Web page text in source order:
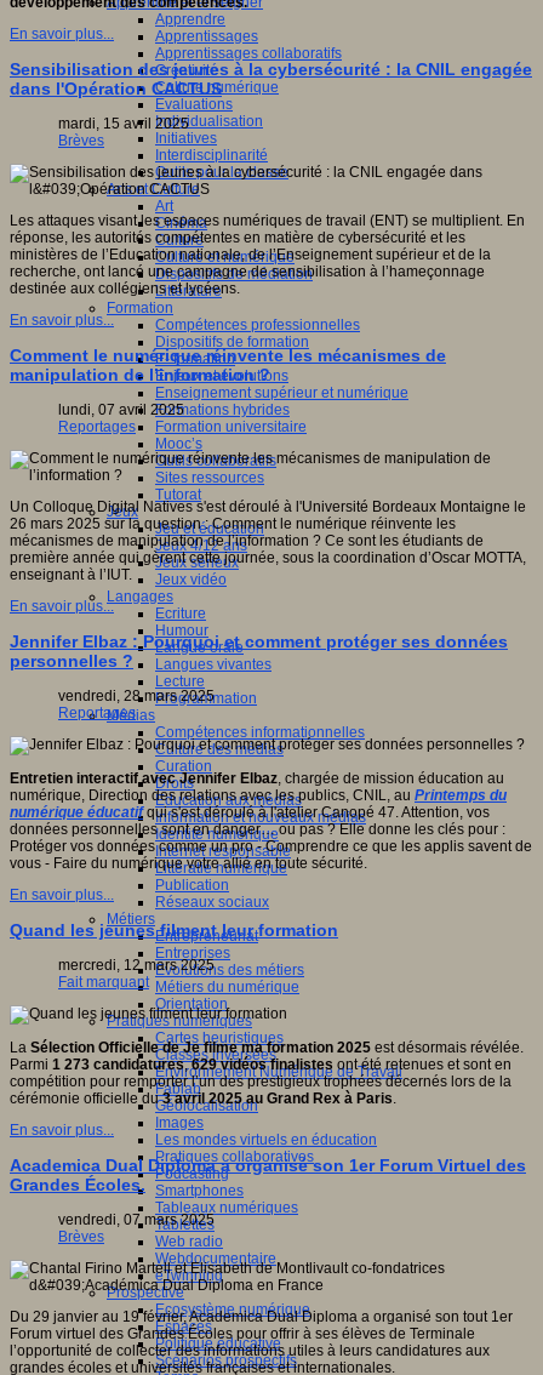
Apprendre
Apprentissages
Apprentissages collaboratifs
Créativité
Culture numérique
Evaluations
Individualisation
Initiatives
Interdisciplinarité
Outils pour la classe
Arts et Culture
Art
Cinéma
Culture
Culture et numérique
Dispositifs de médiation
Littérature
Formation
Compétences professionnelles
Dispositifs de formation
E- formation
Enjeux et évolutions
Enseignement supérieur et numérique
Formations hybrides
Formation universitaire
Mooc’s
Outils collaboratifs
Sites ressources
Tutorat
Jeux
Jeu et éducation
Jeux 4/12 ans
Jeux sérieux
Jeux vidéo
Langages
Ecriture
Humour
Langue orale
Langues vivantes
Lecture
Programmation
Médias
Compétences informationnelles
Culture des médias
Curation
Droits
Education aux médias
Information et nouveaux médias
Identité numérique
Internet responsable
Littératie numérique
Publication
Réseaux sociaux
Métiers
Entrepreneuriat
Entreprises
Evolutions des métiers
Métiers du numérique
Orientation
Pratiques numériques
Cartes heuristiques
Classes inversées
Environnement Numérique de Travail
Fablab
Géolocalisation
Images
Les mondes virtuels en éducation
Pratiques collaboratives
Podcasting
Smartphones
Tableaux numériques
Tablettes
Web radio
Webdocumentaire
eTwinning
Prospective
Ecosystème numérique
Espaces
Politique éducative
Scénarios prospectifs
En savoir plus...
Sensibilisation des jeunes à la cybersécurité : la CNIL engagée
dans l'Opération CACTUS
mardi, 15 avril 2025
Brèves
Les attaques visant les espaces numériques de travail (ENT) se multiplient. En
réponse, les autorités compétentes en matière de cybersécurité et les
ministères de l’Education nationale, de l’Enseignement supérieur et de la
recherche, ont lancé une campagne de sensibilisation à l’hameçonnage
destinée aux collégiens et lycéens.
En savoir plus...
Comment le numérique réinvente les mécanismes de
manipulation de l’information ?
lundi, 07 avril 2025
Reportages
Un Colloque Digital Natives s'est déroulé à l'Université Bordeaux Montaigne le
26 mars 2025 sur la question : Comment le numérique réinvente les
mécanismes de manipulation de l’information ? Ce sont les étudiants de
première année qui gèrent cette journée, sous la coordination d’Oscar MOTTA,
enseignant à l’IUT.
En savoir plus...
Jennifer Elbaz : Pourquoi et comment protéger ses données
personnelles ?
vendredi, 28 mars 2025
Reportages
Entretien interactif avec Jennifer Elbaz, chargée de mission éducation au
numérique, Direction des relations avec les publics, CNIL, au Printemps du
numérique éducatifqui s'est déroulé à l'atelier Canopé 47. Attention, vos
données personnelles sont en danger… ou pas ? Elle donne les clés pour :
Protéger vos données comme un pro - Comprendre ce que les applis savent de
vous - Faire du numérique votre allié en toute sécurité.
En savoir plus...
Quand les jeunes filment leur formation
mercredi, 12 mars 2025
Fait marquant
La Sélection Officielle de Je filme ma formation 2025 est désormais révélée.
Parmi 1 273 candidatures,629 vidéos finalistes ont été retenues et sont en
compétition pour remporter l’un des prestigieux trophées décernés lors de la
cérémonie officielle du3 avril 2025 au Grand Rex à Paris.
En savoir plus...
Academica Dual Diploma a organisé son 1er Forum Virtuel des
Grandes Écoles.
vendredi, 07 mars 2025
Brèves
Du 29 janvier au 19 février, Academica Dual Diploma a organisé son tout 1er
Forum virtuel des Grandes Écoles pour offrir à ses élèves de Terminale
l’opportunité de collecter des informations utiles à leurs candidatures aux
grandes écoles et universités françaises et internationales.